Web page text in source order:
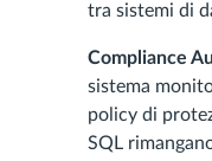
tra sistemi di
Compliance
sistema
policy di
SQL